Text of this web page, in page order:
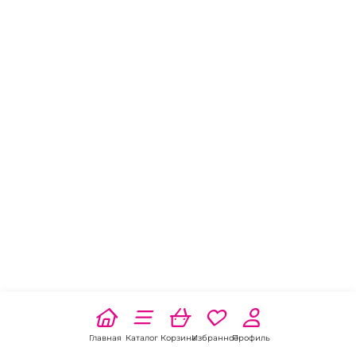
Главная Каталог КорзинаИзбранноеПрофиль